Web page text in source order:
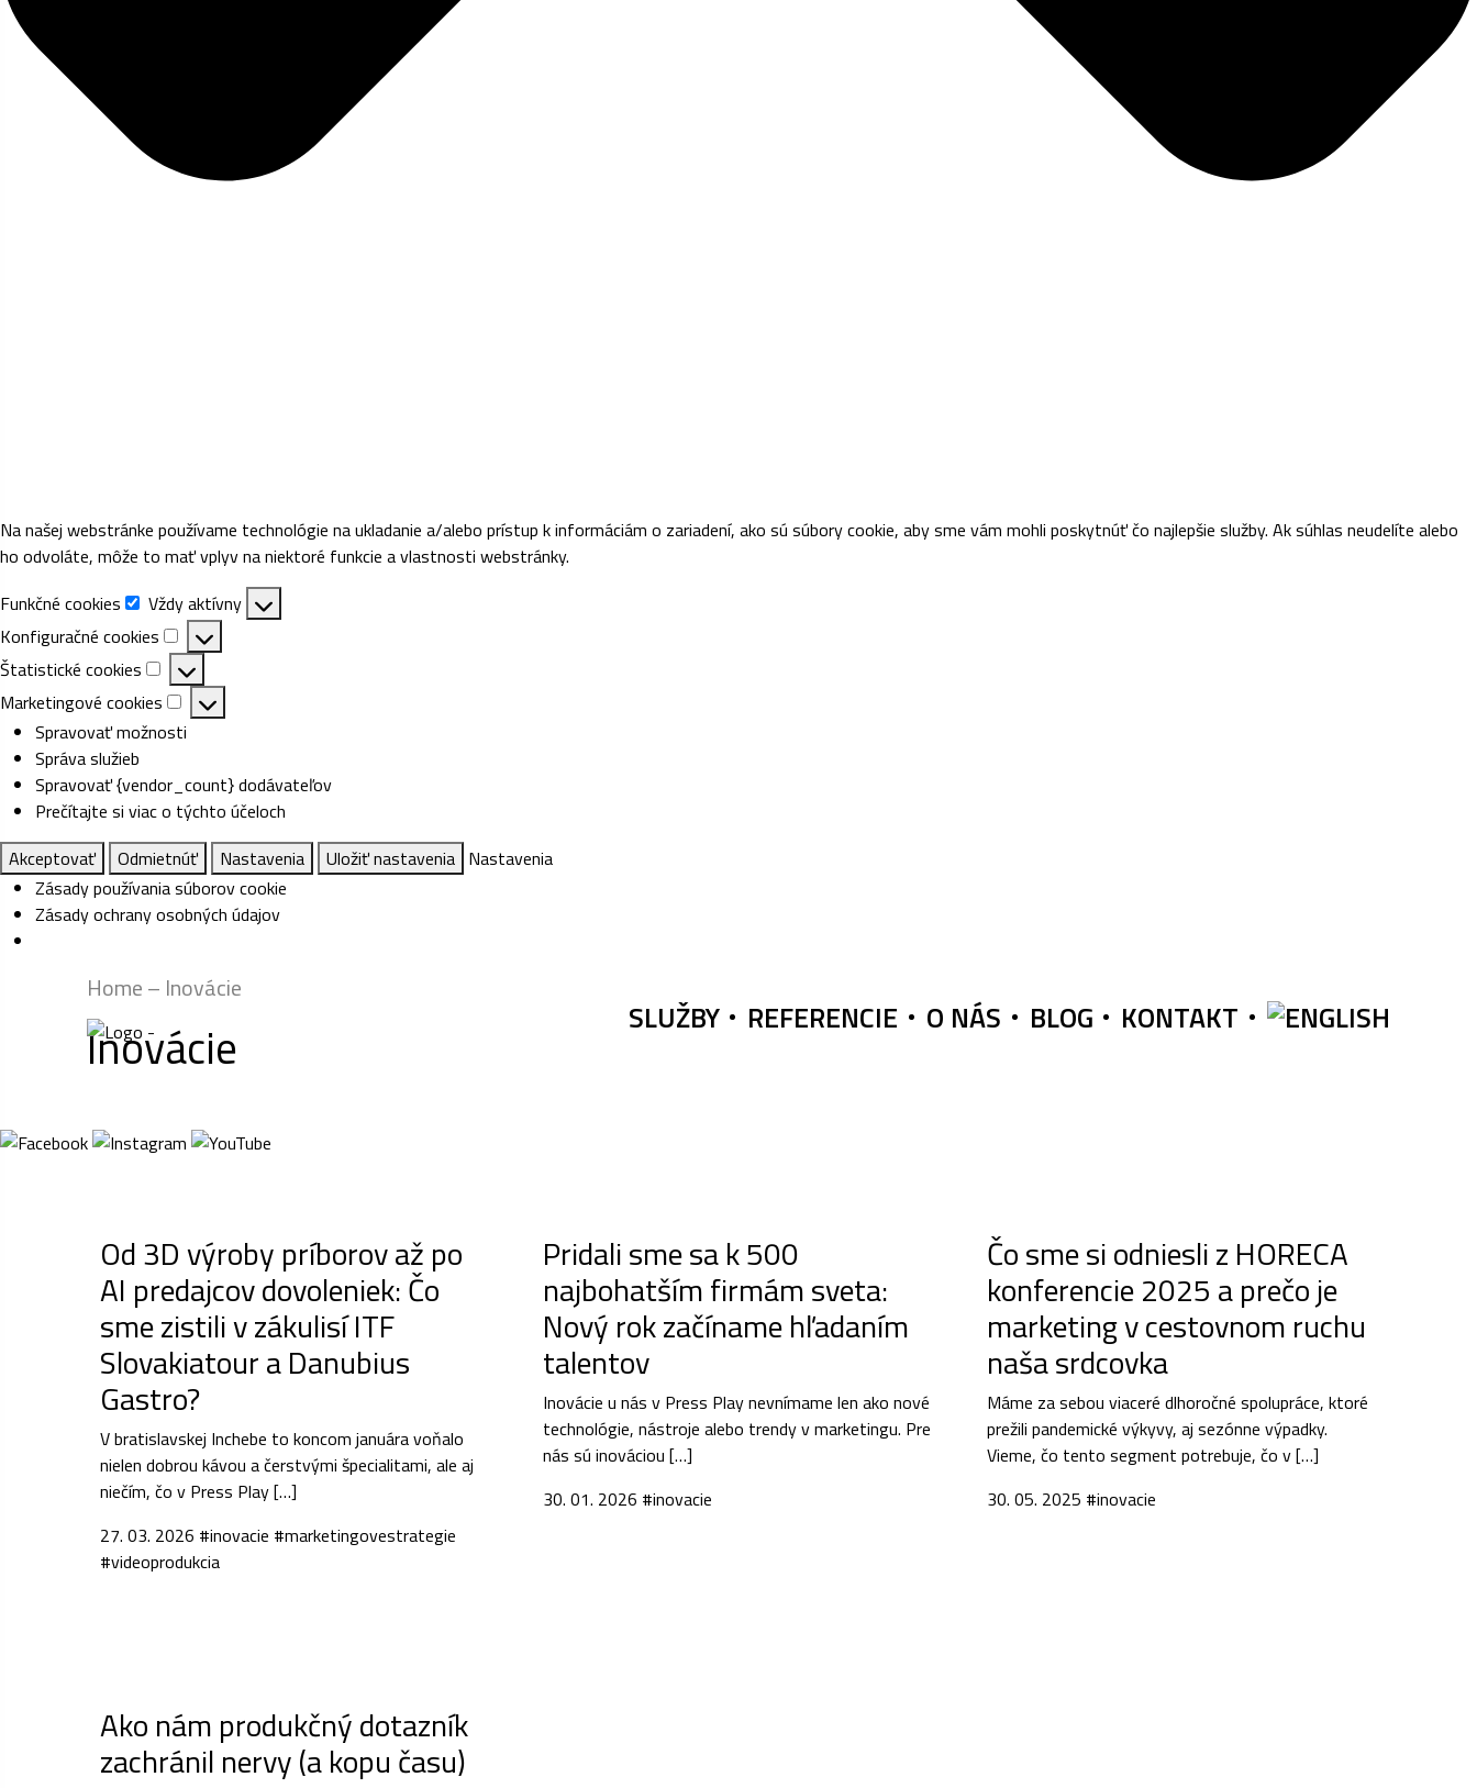
Na našej webstránke používame technológie na ukladanie a/alebo prístup k informáciám o zariadení, ako sú súbory cookie, aby sme vám mohli poskytnúť čo najlepšie služby. Ak súhlas neudelíte alebo
ho odvoláte, môže to mať vplyv na niektoré funkcie a vlastnosti webstránky.
Funkčné cookies
Funkčné
cookies
Vždy aktívny
Konfiguračné cookies
Konfiguračné
cookies
Štatistické cookies
Štatistické
cookies
Marketingové cookies
Marketingové
cookies
Spravovať možnosti
Správa služieb
Spravovať {vendor_count} dodávateľov
Prečítajte si viac o týchto účeloch
Akceptovať
Odmietnúť Nastavenia Uložiť nastavenia Nastavenia
Zásady používania súborov cookie
Zásady ochrany osobných údajov
SLUŽBY REFERENCIE O NÁS BLOG KONTAKT
Home– Inovácie
Inovácie
Od 3D výroby príborov až po
AI predajcov dovoleniek: Čo
sme zistili v zákulisí ITF
Slovakiatour a Danubius
Gastro?
V bratislavskej Inchebe to koncom januára voňalo
nielen dobrou kávou a čerstvými špecialitami, ale aj
niečím, čo v Press Play […]
27. 03. 2026 #inovacie #marketingovestrategie
#videoprodukcia
Pridali sme sa k 500
najbohatším firmám sveta:
Nový rok začíname hľadaním
talentov
Inovácie u nás v Press Play nevnímame len ako nové
technológie, nástroje alebo trendy v marketingu. Pre
nás sú inováciou […]
30. 01. 2026 #inovacie
Čo sme si odniesli z HORECA
konferencie 2025 a prečo je
marketing v cestovnom ruchu
naša srdcovka
Máme za sebou viaceré dlhoročné spolupráce, ktoré
prežili pandemické výkyvy, aj sezónne výpadky.
Vieme, čo tento segment potrebuje, čo v […]
30. 05. 2025 #inovacie
Ako nám produkčný dotazník
zachránil nervy (a kopu času)